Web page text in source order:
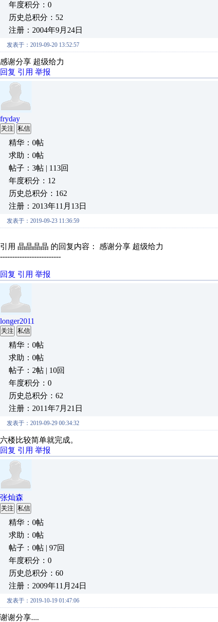
年度积分：0
历史总积分：52
注册：2004年9月24日
发表于：2019-09-20 13:52:57
感谢分享 超级给力
回复 引用 举报
fryday
关注 私信
精华：0帖
求助：0帖
帖子：3帖 | 113回
年度积分：12
历史总积分：162
注册：2013年11月13日
发表于：2019-09-23 11:36:59
引用 晶晶晶晶 的回复内容： 感谢分享 超级给力
-------------------------
回复 引用 举报
longer2011
关注 私信
精华：0帖
求助：0帖
帖子：2帖 | 10回
年度积分：0
历史总积分：62
注册：2011年7月21日
发表于：2019-09-29 00:34:32
六楼比较简单就完成。
回复 引用 举报
张灿森
关注 私信
精华：0帖
求助：0帖
帖子：0帖 | 97回
年度积分：0
历史总积分：60
注册：2009年11月24日
发表于：2019-10-19 01:47:06
谢谢分享....